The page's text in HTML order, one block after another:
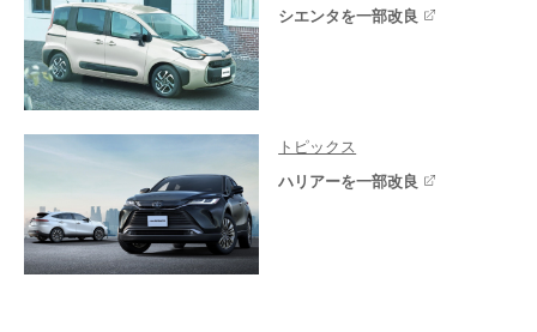
シエンタを一部改良
トピックス
ハリアーを一部改良